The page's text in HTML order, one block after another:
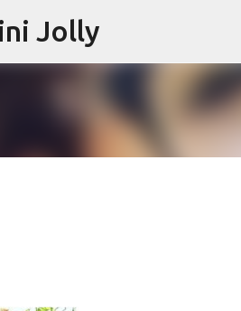
Jolly